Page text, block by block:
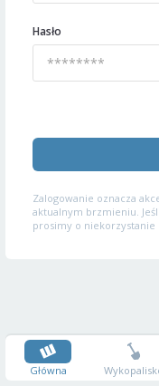
Hasło
Zalogowanie oznacza
aktualnym brzmieniu.
prosimy o niekorzystanie
Główna